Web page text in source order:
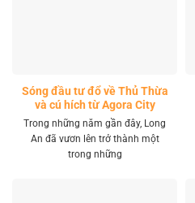
Sóng đầu tư đổ về Thủ Thừa
và cú hích từ Agora City
Trong những năm gần đây, Long
An đã vươn lên trở thành một
trong những